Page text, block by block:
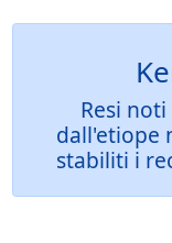
Resi
dall'etiope
stabiliti i